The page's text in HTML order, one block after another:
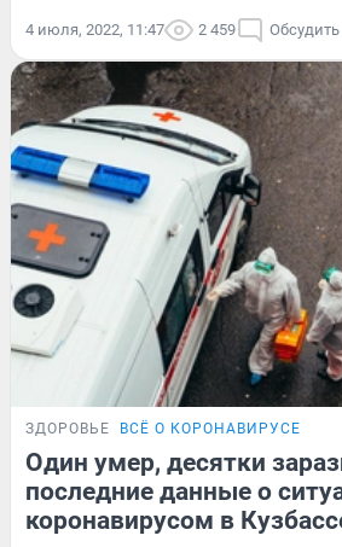
4 июля, 2022, 11:47 2 459 Обсудить
ЗДОРОВЬЕ ВСЁ О КОРОНАВИРУСЕ
Один умер, десятки
последние данные о
коронавирусом в